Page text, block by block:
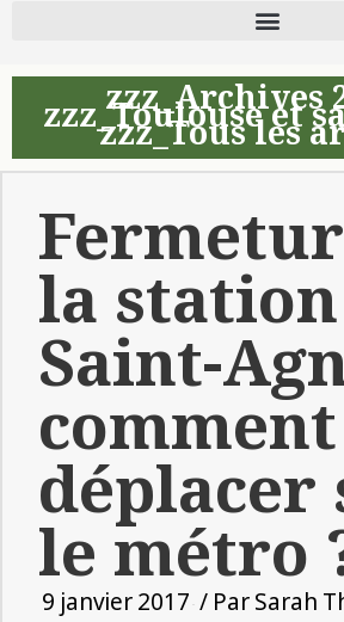
zzz_Archives
zzz_Toulouse et
zzz_Tous les
la station
Saint-
comment
déplacer
le métro
9 janvier 2017 / ParSarah